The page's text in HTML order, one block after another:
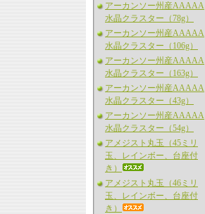
アーカンソー州産AAAAA
水晶クラスター（78g）
アーカンソー州産AAAAA
水晶クラスター（106g）
アーカンソー州産AAAAA
水晶クラスター（163g）
アーカンソー州産AAAAA
水晶クラスター（43g）
アーカンソー州産AAAAA
水晶クラスター（54g）
アメジスト丸玉（45ミリ
玉、レインボー、台座付
き）
アメジスト丸玉（46ミリ
玉、レインボー、台座付
き）